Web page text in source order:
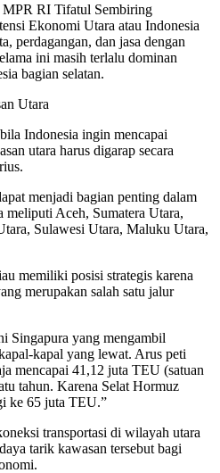
RI Tifatul Sembiring
Ekonomi Utara atau Indonesia
perdagangan, dan jasa dengan
ini masih terlalu dominan
bagian selatan.
Utara
Indonesia ingin mencapai
utara harus digarap secara
menjadi bagian penting dalam
meliputi Aceh, Sumatera Utara,
Sulawesi Utara, Maluku Utara,
memiliki posisi strategis karena
merupakan salah satu jalur
Singapura yang mengambil
kapal yang lewat. Arus peti
mencapai 41,12 juta TEU (satuan
tahun. Karena Selat Hormuz
ke 65 juta TEU.”
transportasi di wilayah utara
tarik kawasan tersebut bagi